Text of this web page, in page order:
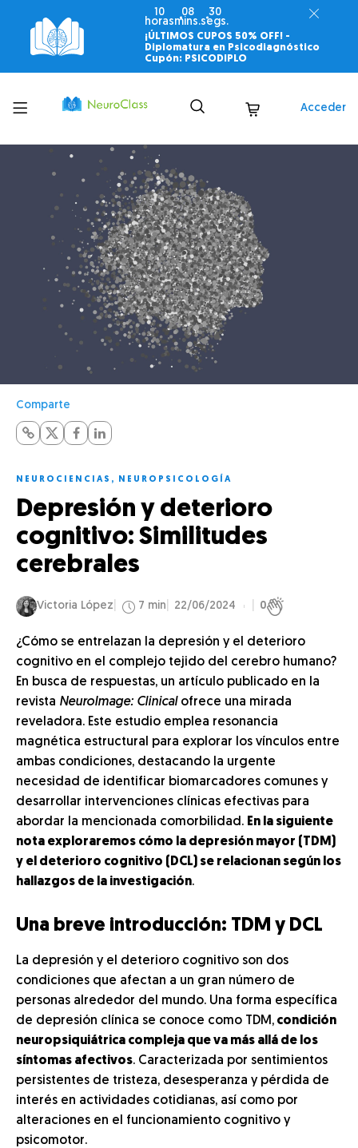
10
horas
08
mins.
29
segs.
¡ÚLTIMOS CUPOS 50% OFF! -
Diplomatura en Psicodiagnóstico
Cupón: PSICODIPLO
Toggle
menu
Acceder
Comparte
NEUROCIENCIAS , NEUROPSICOLOGÍA
Depresión y deterioro
cognitivo: Similitudes
cerebrales
Victoria López 7 min 22/06/2024 0
¿Cómo se entrelazan la depresión y el deterioro
cognitivo en el complejo tejido del cerebro humano?
En busca de respuestas, un artículo publicado en la
revista NeuroImage: Clinicalofrece una mirada
reveladora. Este estudio emplea resonancia
magnética estructural para explorar los vínculos entre
ambas condiciones, destacando la urgente
necesidad de identificar biomarcadores comunes y
desarrollar intervenciones clínicas efectivas para
abordar la mencionada comorbilidad. En la siguiente
nota exploraremos cómo la depresión mayor (TDM)
y el deterioro cognitivo (DCL) se relacionan según los
hallazgos de la investigación.
Una breve introducción: TDM y DCL
La depresión y el deterioro cognitivo son dos
condiciones que afectan a un gran número de
personas alrededor del mundo. Una forma específica
de depresión clínica se conoce como TDM, condición
neuropsiquiátrica compleja que va más allá de los
síntomas afectivos. Caracterizada por sentimientos
persistentes de tristeza, desesperanza y pérdida de
interés en actividades cotidianas, así como por
alteraciones en el funcionamiento cognitivo y
psicomotor.